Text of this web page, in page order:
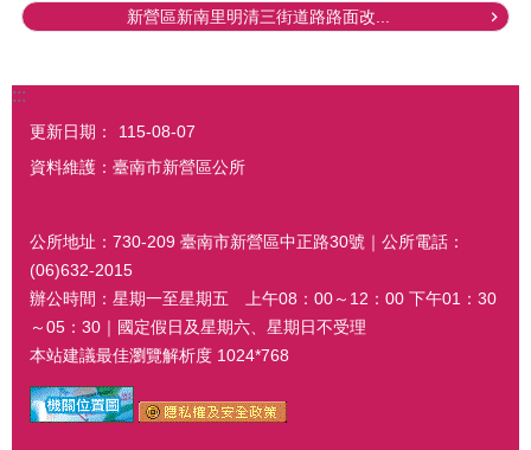
新營區新南里明清三街道路路面改...
:::
更新日期：
115-08-07
資料維護：臺南市新營區公所
公所地址：730-209 臺南市新營區中正路30號｜公所電話：
(06)632-2015
辦公時間：星期一至星期五 上午08：00～12：00 下午01：30
～05：30｜國定假日及星期六、星期日不受理
本站建議最佳瀏覽解析度 1024*768